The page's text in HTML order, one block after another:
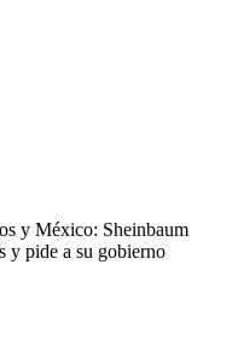
y México: Sheinbaum
y pide a su gobierno